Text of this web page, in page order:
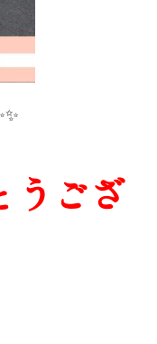
うござ